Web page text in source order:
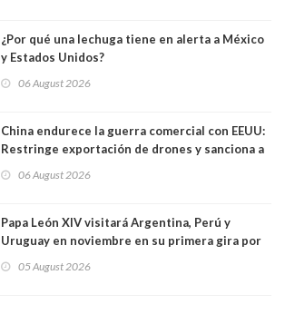
¿Por qué una lechuga tiene en alerta a México
y Estados Unidos?
06 August 2026
China endurece la guerra comercial con EEUU:
Restringe exportación de drones y sanciona a
06 August 2026
Papa León XIV visitará Argentina, Perú y
Uruguay en noviembre en su primera gira por
05 August 2026